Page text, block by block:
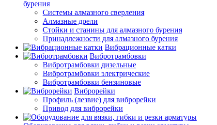
бурения
Системы алмазного сверления
Алмазные дрели
Стойки и станины для алмазного бурения
Принадлежности для алмазного бурения
Вибрационные катки
Вибротрамбовки
Вибротрамбовки дизельные
Вибротрамбовки электрические
Вибротрамбовки бензиновые
Виброрейки
Профиль (лезвие) для виброрейки
Привод для виброрейки